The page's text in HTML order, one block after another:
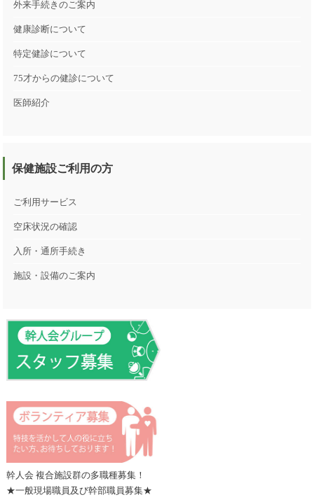
外来手続きのご案内
健康診断について
特定健診について
75才からの健診について
医師紹介
保健施設ご利用の方
ご利用サービス
空床状況の確認
入所・通所手続き
施設・設備のご案内
幹人会 複合施設群の多職種募集！
★一般現場職員及び幹部職員募集★